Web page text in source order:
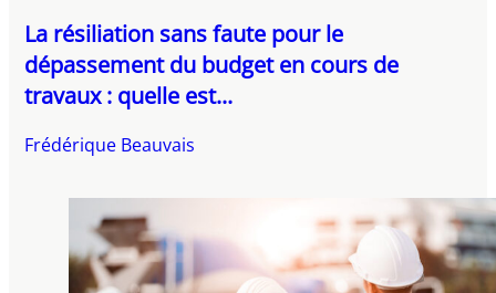
La résiliation sans faute pour le
dépassement du budget en cours de
travaux : quelle est...
Frédérique Beauvais